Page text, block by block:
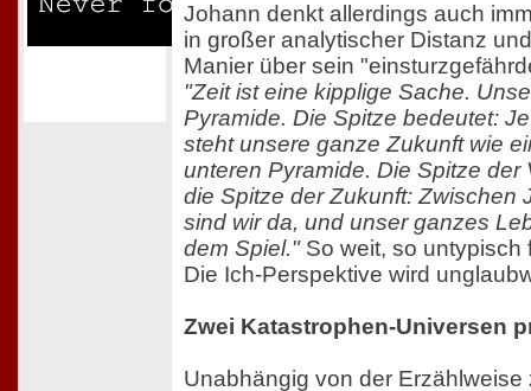
Johann denkt allerdings auch
in großer analytischer Distanz
Manier über sein
"Zeit ist eine kipplige Sache.
Pyramide. Die Spitze bedeutet:
steht unsere ganze Zukunft wie
unteren Pyramide. Die Spitze der
die Spitze der Zukunft: Zwischen
sind wir da, und unser ganzes
dem Spiel."So weit, so untypisch
Die Ich-Perspektive wird
Zwei Katastrophen-Universen
Unabhängig von der